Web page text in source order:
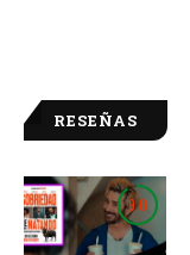
RESEÑAS
9.0